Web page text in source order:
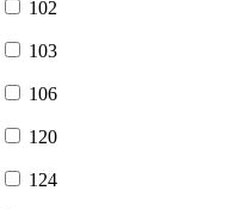
102
103
106
120
124